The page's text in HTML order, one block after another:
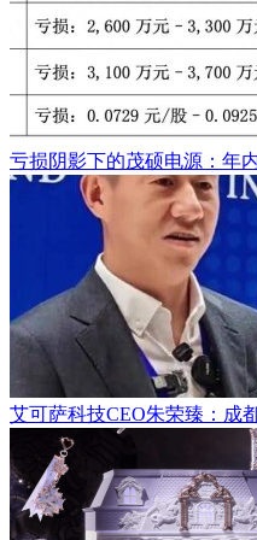
亏损阴影下的茂硕电源：年
艾可萨科技CEO朱荣臻：成